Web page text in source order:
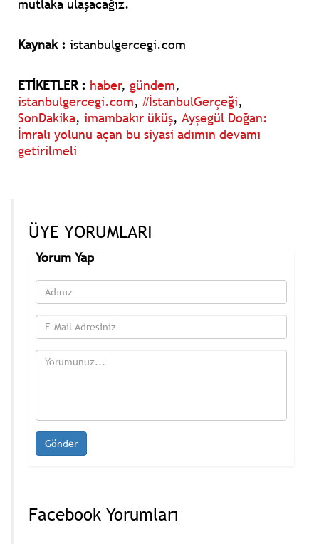
mutlaka ulaşacağız.
Kaynak : istanbulgercegi.com
ETİKETLER : haber, gündem,
istanbulgercegi.com, #İstanbulGerçeği,
SonDakika, imambakır üküş, Ayşegül Doğan:
İmralı yolunu açan bu siyasi adımın devamı
getirilmeli
ÜYE YORUMLARI
Yorum Yap
Facebook Yorumları